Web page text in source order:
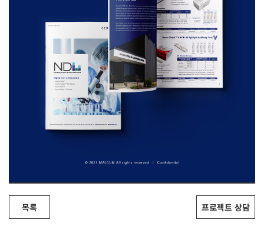
목록 프로젝트 상담